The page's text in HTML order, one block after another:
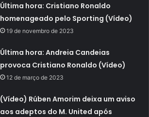
Última hora: Cristiano Ronaldo
homenageado pelo Sporting (Vídeo)
19 de novembro de 2023
Última hora: Andreia Candeias
provoca Cristiano Ronaldo (Vídeo)
12 de março de 2023
(Vídeo) Rúben Amorim deixa um aviso
aos adeptos do M. United após